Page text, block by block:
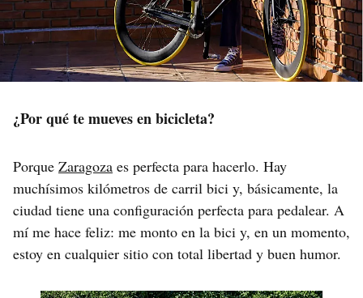
¿Por qué te mueves en bicicleta?
Porque Zaragoza es perfecta para hacerlo. Hay
muchísimos kilómetros de carril bici y, básicamente, la
ciudad tiene una configuración perfecta para pedalear. A
mí me hace feliz: me monto en la bici y, en un momento,
estoy en cualquier sitio con total libertad y buen humor.